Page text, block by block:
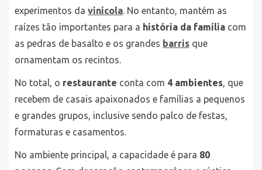
experimentos da vinícola. No entanto, mantém as
raízes tão importantes para a história da família com
as pedras de basalto e os grandes barris que
ornamentam os recintos.
No total, o restaurante conta com 4 ambientes, que
recebem de casais apaixonados e famílias a pequenos
e grandes grupos, inclusive sendo palco de festas,
formaturas e casamentos.
No ambiente principal, a capacidade é para 80